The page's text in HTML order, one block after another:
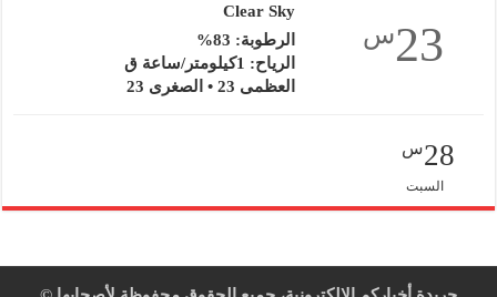
23س
Clear Sky
الرطوبة: 83%
الرياح: 1كيلومتر/ساعة ق
العظمى 23 • الصغرى 23
28س
السبت